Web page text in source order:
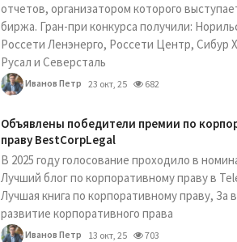
отчетов, организатором которого
биржа. Гран-при конкурса получили:
Россети Ленэнерго, Россети Центр, Сибур
Русал и Северсталь
Иванов Петр 23 окт, 25 682
Объявлены победители премии по
праву BestCorpLegal
В 2025 году голосование проходило в
Лучший блог по корпоративному праву в
Лучшая книга по корпоративному праву, За
развитие корпоративного права
Иванов Петр 13 окт, 25 703